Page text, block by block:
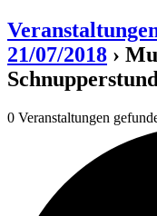
21/07/2018 ›
0 Veranstaltungen